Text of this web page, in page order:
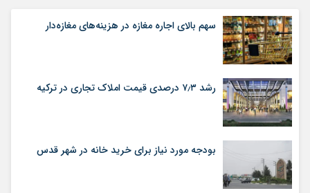
سهم بالای اجاره‌‌ مغازه در هزینه‌‌های مغازه‌‌دار
رشد ۷٫۳ درصدی قیمت‌ املاک تجاری در ترکیه
بودجه مورد نیاز برای خرید خانه در شهر قدس